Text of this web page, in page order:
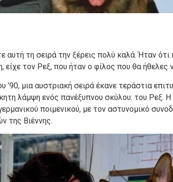
αυτή τη σειρά την ξέρεις πολύ καλά. Ήταν ότι
είχε τον Ρεξ, που ήταν ο φίλος που θα ήθελες
’90, μια αυστριακή σειρά έκανε τεράστια
λάμψη ενός πανέξυπνου σκύλου: του Ρεξ.
ποιμενικού, με τον αστυνομικό
της Βιέννης.